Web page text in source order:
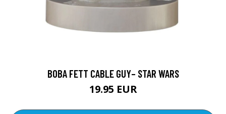
BOBA FETT CABLE GUY– STAR WARS
19.95 EUR